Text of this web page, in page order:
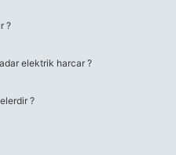
?
elektrik harcar ?
?